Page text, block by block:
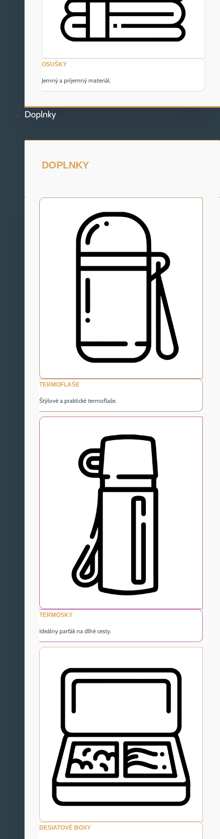
OSUŠKY
Jemný a príjemný materiál.
Doplnky
DOPLNKY
TERMOFLAŠE
Štýlové a praktické termoflaše.
TERMOSKY
Ideálny parťák na dlhé cesty.
DESIATOVÉ BOXY